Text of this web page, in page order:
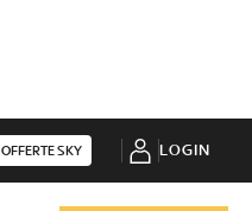
OFFERTE SKY LOGIN